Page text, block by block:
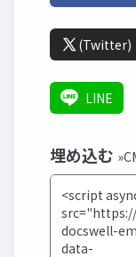
(Twitter)
LINE
埋め込む